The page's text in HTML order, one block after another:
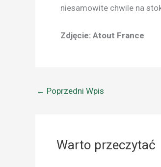
niesamowite chwile na
Zdjęcie: Atout France
← Poprzedni Wpis
Warto przeczytać